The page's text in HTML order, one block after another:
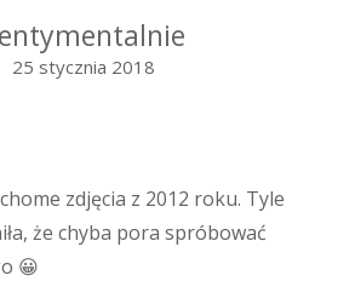
25 stycznia 2018
zdjęcia z 2012 roku. Tyle
że chyba pora spróbować
😀